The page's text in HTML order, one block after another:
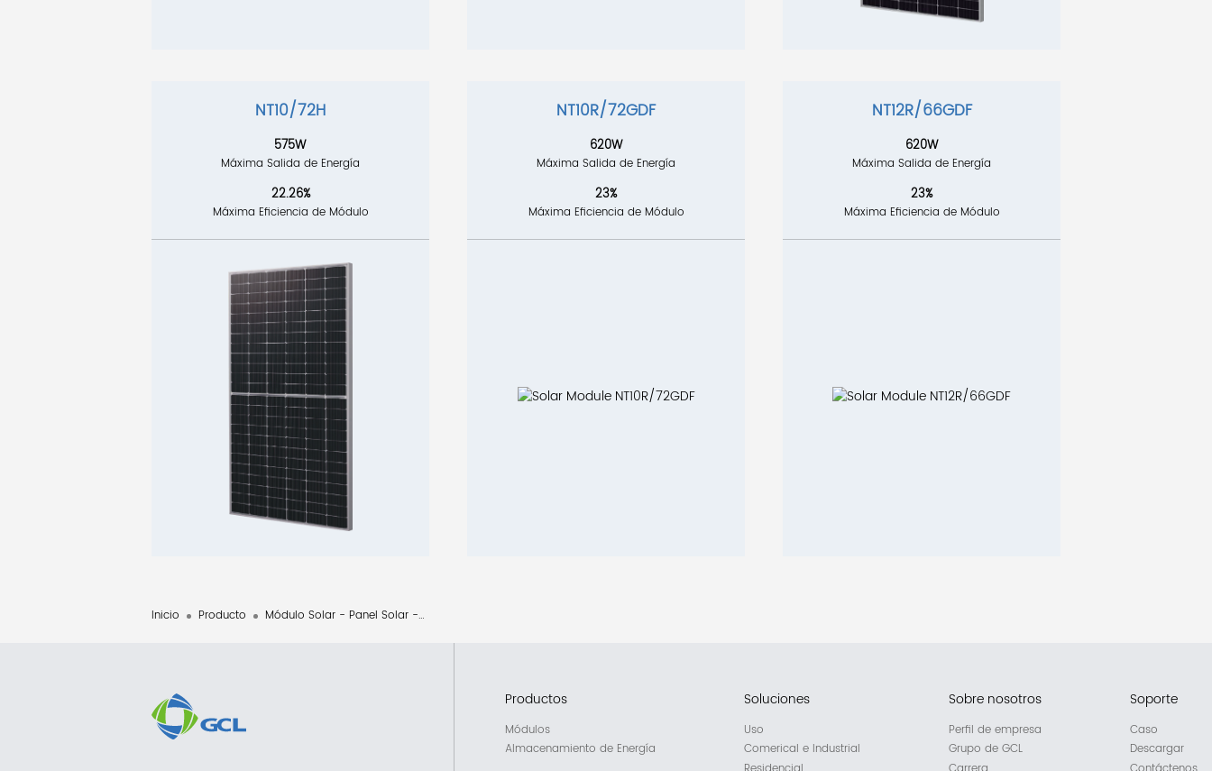
NT10/72H
575W
Máxima Salida de Energía
22.26%
Máxima Eficiencia de Módulo
NT10R/72GDF
620W
Máxima Salida de Energía
23%
Máxima Eficiencia de Módulo
NT12R/66GDF
620W
Máxima Salida de Energía
23%
Máxima Eficiencia de Módulo
Inicio Producto Módulo Solar - Panel Solar - Proveedor Solar - Sobre nosotros
Productos
Módulos
Almacenamiento de Energía
Soluciones
Uso
Comerical e Industrial
Sobre nosotros
Perfil de empresa
Grupo de GCL
Soporte
Caso
Descargar